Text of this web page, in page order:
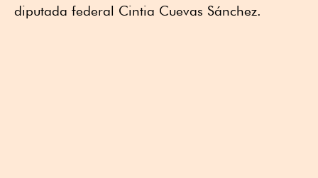
diputada federal Cintia Cuevas Sánchez.